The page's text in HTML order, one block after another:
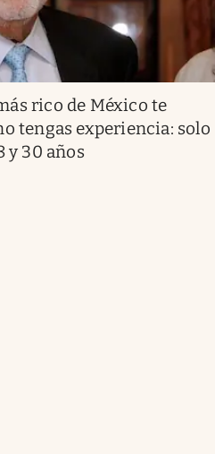
rico de México te
tengas experiencia: solo
y 30 años